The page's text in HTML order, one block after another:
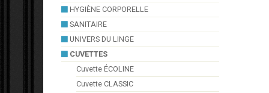
HYGIÈNE CORPORELLE
SANITAIRE
UNIVERS DU LINGE
CUVETTES
Cuvette ÉCOLINE
Cuvette CLASSIC